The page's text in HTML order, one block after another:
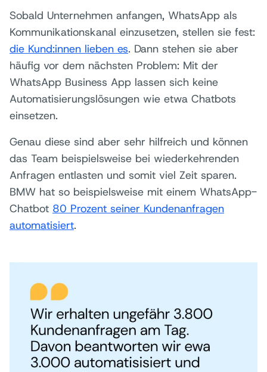
Sobald Unternehmen anfangen, WhatsApp als
Kommunikationskanal einzusetzen, stellen sie fest:
die Kund:innen lieben es. Dann stehen sie aber
häufig vor dem nächsten Problem: Mit der
WhatsApp Business App lassen sich keine
Automatisierungslösungen wie etwa Chatbots
einsetzen.
Genau diese sind aber sehr hilfreich und können
das Team beispielsweise bei wiederkehrenden
Anfragen entlasten und somit viel Zeit sparen.
BMW hat so beispielsweise mit einem WhatsApp-
Chatbot 80 Prozent seiner Kundenanfragen
automatisiert.